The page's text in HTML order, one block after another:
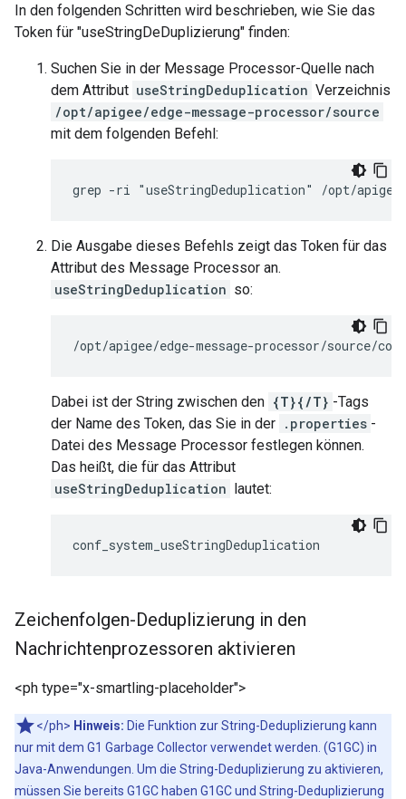
In den folgenden Schritten wird beschrieben, wie Sie das
Token für "useStringDeDuplizierung" finden:
Suchen Sie in der Message Processor-Quelle nach
dem Attribut useStringDeduplication Verzeichnis
/opt/apigee/edge-message-processor/source
mit dem folgenden Befehl:
grep -ri "useStringDeduplication" /opt/apigee/
Die Ausgabe dieses Befehls zeigt das Token für das
Attribut des Message Processor an.
useStringDeduplication so:
/opt/apigee/edge-message-processor/source/
Dabei ist der String zwischen den {T}{/T} -Tags
der Name des Token, das Sie in der .properties -
Datei des Message Processor festlegen können.
Das heißt, die für das Attribut
useStringDeduplication lautet:
conf_system_useStringDeduplication
Zeichenfolgen-Deduplizierung in den
Nachrichtenprozessoren aktivieren
<ph type="x-smartling-placeholder">
</ph> Hinweis: Die Funktion zur String-Deduplizierung kann
nur mit dem G1 Garbage Collector verwendet werden. (G1GC) in
Java-Anwendungen. Um die String-Deduplizierung zu aktivieren,
müssen Sie bereits G1GC haben G1GC und String-Deduplizierung